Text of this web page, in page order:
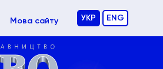
Мова сайту УКР ENG